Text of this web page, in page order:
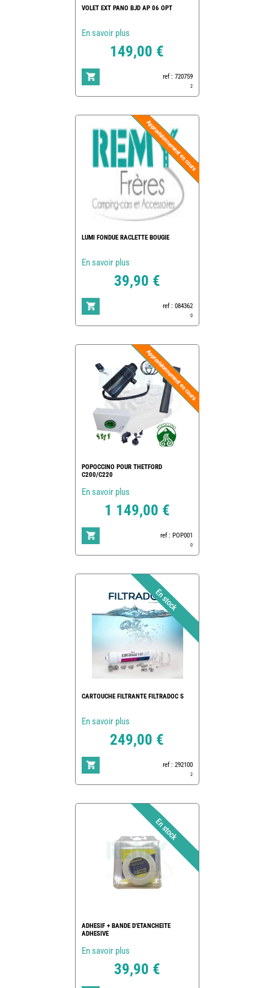
VOLET EXT PANO BJD AP 06 OPT
En savoir plus
149,00 €
ref : 720759
2
LUMI FONDUE RACLETTE BOUGIE
En savoir plus
39,90 €
ref : 084362
0
POPOCCINO POUR THETFORD
C200/C220
En savoir plus
1 149,00 €
ref : POP001
0
CARTOUCHE FILTRANTE FILTRADOC S
En savoir plus
249,00 €
ref : 292100
2
ADHESIF + BANDE D'ETANCHEITE
ADHESIVE
En savoir plus
39,90 €